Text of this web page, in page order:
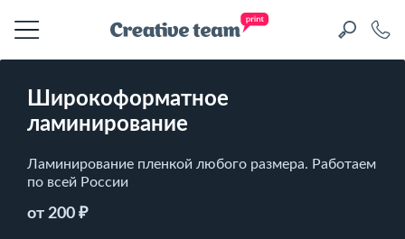
Широкоформатное
ламинирование
Ламинирование пленкой любого размера. Работаем
по всей России
от 200 ₽